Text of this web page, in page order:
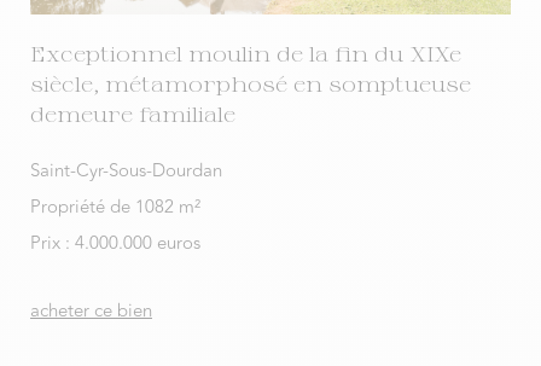
Exceptionnel moulin de la fin du XIXe
siècle, métamorphosé en somptueuse
demeure familiale
Saint-Cyr-Sous-Dourdan
Propriété de 1082 m²
Prix : 4.000.000 euros
acheter ce bien